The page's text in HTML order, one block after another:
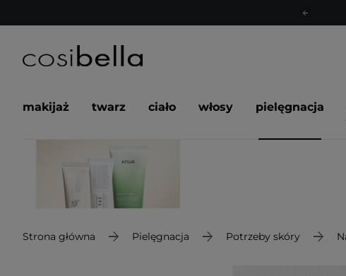
makijaż twarz ciało włosy pielęgnacja
Strona główna Pielęgnacja Potrzeby skóry